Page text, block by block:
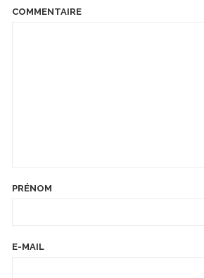
COMMENTAIRE
PRÉNOM
E-MAIL